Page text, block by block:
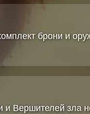
брони и
Вершителей зла